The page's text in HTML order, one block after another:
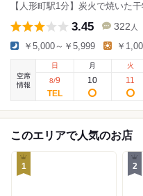
【人形町駅1分】炭火で焼いた
3.45 322 人
￥5,000～￥5,999 ￥
空席
情報
日
8/9
月
10
火
11
このエリアで人気のお店
1 2